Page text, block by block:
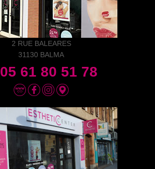
2 RUE BALEARES
31130 BALMA
05 61 80 51 78